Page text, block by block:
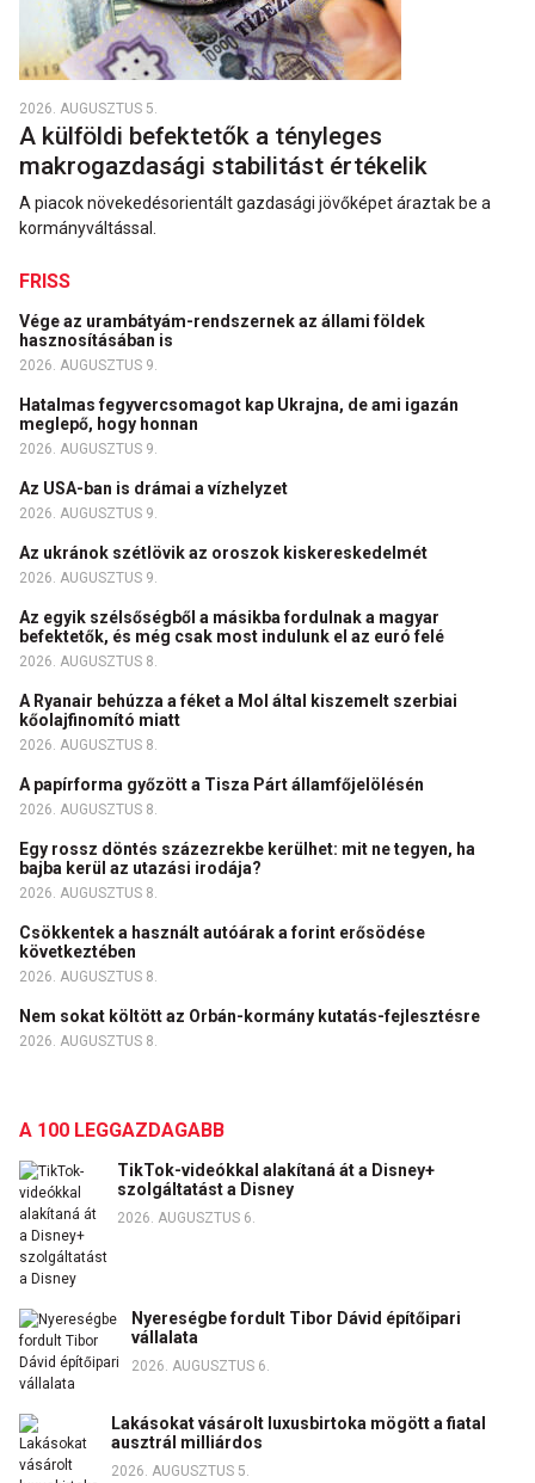
2026. AUGUSZTUS 5.
A külföldi befektetők a tényleges
makrogazdasági stabilitást értékelik
A piacok növekedésorientált gazdasági jövőképet áraztak be a
kormányváltással.
FRISS
Vége az urambátyám-rendszernek az állami földek
hasznosításában is
2026. AUGUSZTUS 9.
Hatalmas fegyvercsomagot kap Ukrajna, de ami igazán
meglepő, hogy honnan
2026. AUGUSZTUS 9.
Az USA-ban is drámai a vízhelyzet
2026. AUGUSZTUS 9.
Az ukránok szétlövik az oroszok kiskereskedelmét
2026. AUGUSZTUS 9.
Az egyik szélsőségből a másikba fordulnak a magyar
befektetők, és még csak most indulunk el az euró felé
2026. AUGUSZTUS 8.
A Ryanair behúzza a féket a Mol által kiszemelt szerbiai
kőolajfinomító miatt
2026. AUGUSZTUS 8.
A papírforma győzött a Tisza Párt államfőjelölésén
2026. AUGUSZTUS 8.
Egy rossz döntés százezrekbe kerülhet: mit ne tegyen, ha
bajba kerül az utazási irodája?
2026. AUGUSZTUS 8.
Csökkentek a használt autóárak a forint erősödése
következtében
2026. AUGUSZTUS 8.
Nem sokat költött az Orbán-kormány kutatás-fejlesztésre
2026. AUGUSZTUS 8.
A 100 LEGGAZDAGABB
TikTok-videókkal alakítaná át a Disney+
szolgáltatást a Disney
2026. AUGUSZTUS 6.
Nyereségbe fordult Tibor Dávid építőipari
vállalata
2026. AUGUSZTUS 6.
Lakásokat vásárolt luxusbirtoka mögött a fiatal
ausztrál milliárdos
2026. AUGUSZTUS 5.